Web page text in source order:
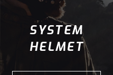
SYSTEM
HELMET